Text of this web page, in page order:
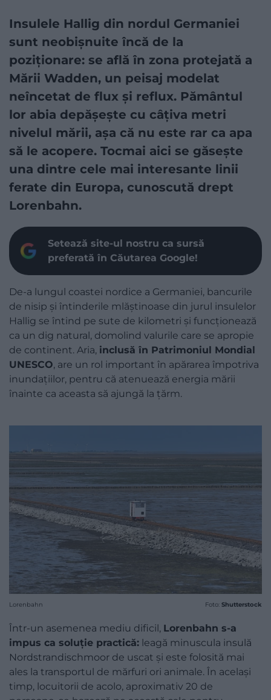
Insulele Hallig din nordul Germaniei
sunt neobișnuite încă de la
poziționare: se află în zona protejată a
Mării Wadden, un peisaj modelat
neîncetat de flux și reflux. Pământul
lor abia depășește cu câțiva metri
nivelul mării, așa că nu este rar ca apa
să le acopere. Tocmai aici se găsește
una dintre cele mai interesante linii
ferate din Europa, cunoscută drept
Lorenbahn.
Setează site-ul nostru ca sursă
preferată în Căutarea Google!
De-a lungul coastei nordice a Germaniei, bancurile
de nisip și întinderile mlăștinoase din jurul insulelor
Hallig se întind pe sute de kilometri și funcționează
ca un dig natural, domolind valurile care se apropie
de continent. Aria, inclusă în Patrimoniul Mondial
UNESCO, are un rol important în apărarea împotriva
inundațiilor, pentru că atenuează energia mării
înainte ca aceasta să ajungă la țărm.
Lorenbahn Foto: Shutterstock
Într-un asemenea mediu dificil, Lorenbahn s-a
impus ca soluție practică: leagă minuscula insulă
Nordstrandischmoor de uscat și este folosită mai
ales la transportul de mărfuri ori animale. În același
timp, locuitorii de acolo, aproximativ 20 de